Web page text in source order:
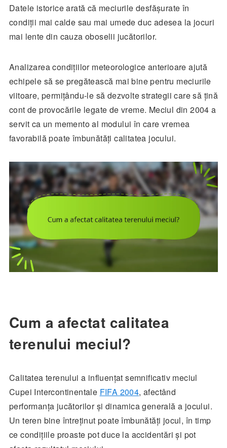
Datele istorice arată că meciurile desfășurate în
condiții mai calde sau mai umede duc adesea la jocuri
mai lente din cauza oboselii jucătorilor.
Analizarea condițiilor meteorologice anterioare ajută
echipele să se pregătească mai bine pentru meciurile
viitoare, permițându-le să dezvolte strategii care să țină
cont de provocările legate de vreme. Meciul din 2004 a
servit ca un memento al modului în care vremea
favorabilă poate îmbunătăți calitatea jocului.
Cum a afectat calitatea
terenului meciul?
Calitatea terenului a influențat semnificativ meciul
Cupei Intercontinentale FIFA 2004, afectând
performanța jucătorilor și dinamica generală a jocului.
Un teren bine întreținut poate îmbunătăți jocul, în timp
ce condițiile proaste pot duce la accidentări și pot